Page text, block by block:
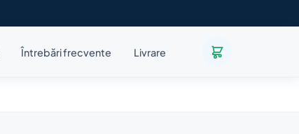
Întrebări frecvente Livrare